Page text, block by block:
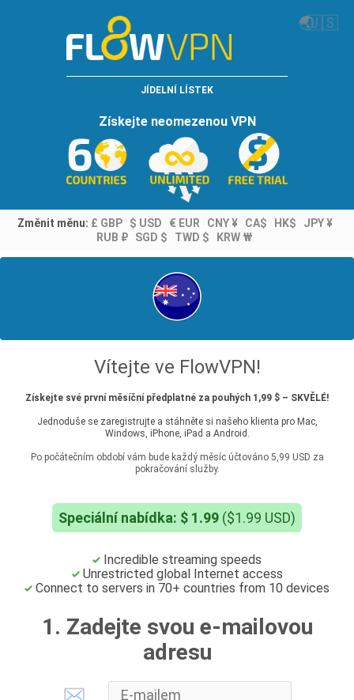
🌏🇺🇸
JÍDELNÍ LÍSTEK
Získejte neomezenou VPN
Změnit měnu: £ GBP $ USD € EUR CNY ¥ CA$ HK$
JPY ¥
RUB ₽
SGD $ TWD $ KRW ₩
Vítejte ve FlowVPN!
Získejte své první měsíční předplatné za pouhých 1,99 $ – SKVĚLÉ!
Jednoduše se zaregistrujte a stáhněte si našeho klienta pro Mac,
Windows, iPhone, iPad a Android.
Po počátečním období vám bude každý měsíc účtováno 5,99 USD za
pokračování služby.
Speciální nabídka: $ 1.99 ($1.99 USD)
Incredible streaming speeds
Unrestricted global Internet access
Connect to servers in 70+ countries from 10 devices
1. Zadejte svou e-mailovou
adresu